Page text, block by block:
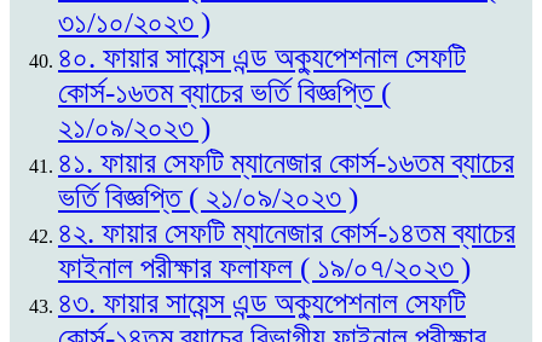
৩১/১০/২০২৩ )
৪০. ফায়ার সায়েন্স এন্ড অক্যুপেশনাল সেফটি
কোর্স-১৬তম ব্যাচের ভর্তি বিজ্ঞপ্তি (
২১/০৯/২০২৩ )
৪১. ফায়ার সেফটি ম্যানেজার কোর্স-১৬তম ব্যাচের
ভর্তি বিজ্ঞপ্তি ( ২১/০৯/২০২৩ )
৪২. ফায়ার সেফটি ম্যানেজার কোর্স-১৪তম ব্যাচের
ফাইনাল পরীক্ষার ফলাফল ( ১৯/০৭/২০২৩ )
৪৩. ফায়ার সায়েন্স এন্ড অক্যুপেশনাল সেফটি